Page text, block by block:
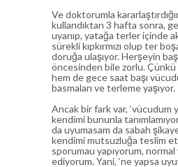
Ve doktorumla
kullandıktan 3 hafta sonra,
uyanıp, yatağa terler içinde
sürekli kıpkırmızı olup ter
doruğa ulaşıyor. Herşeyin
öncesinden bile zorlu. Çünkü
hem de gece saat başı
basmaları ve terleme yaşıyor.
Ancak bir fark var, ‘vücudum
kendimi bununla
da uyumasam da sabah
kendimi mutsuzluğa teslim
sporumau yapıyorum, normal
ediyorum. Yani, ‘ne yapsa